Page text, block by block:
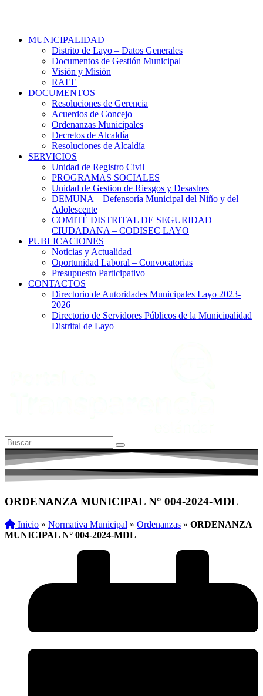
MUNICIPALIDAD
Distrito de Layo – Datos Generales
Documentos de Gestión Municipal
Visión y Misión
RAEE
DOCUMENTOS
Resoluciones de Gerencia
Acuerdos de Concejo
Ordenanzas Municipales
Decretos de Alcaldía
Resoluciones de Alcaldía
SERVICIOS
Unidad de Registro Civil
PROGRAMAS SOCIALES
Unidad de Gestion de Riesgos y Desastres
DEMUNA – Defensoría Municipal del Niño y del
Adolescente
COMITÉ DISTRITAL DE SEGURIDAD
CIUDADANA – CODISEC LAYO
PUBLICACIONES
Noticias y Actualidad
Oportunidad Laboral – Convocatorias
Presupuesto Participativo
CONTACTOS
Directorio de Autoridades Municipales Layo 2023-
2026
Directorio de Servidores Públicos de la Municipalidad
Distrital de Layo
ORDENANZA MUNICIPAL N° 004-2024-MDL
Inicio » Normativa Municipal » Ordenanzas » ORDENANZA
MUNICIPAL N° 004-2024-MDL